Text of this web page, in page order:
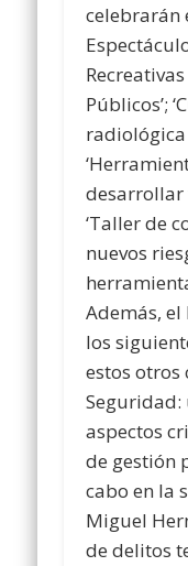
celebrarán
Públicos’;
radiológica
desarrollar
‘Taller de
nuevos
Además, el
los
estos otros
Seguridad:
aspectos
de gestión
cabo en la
Miguel
de delitos